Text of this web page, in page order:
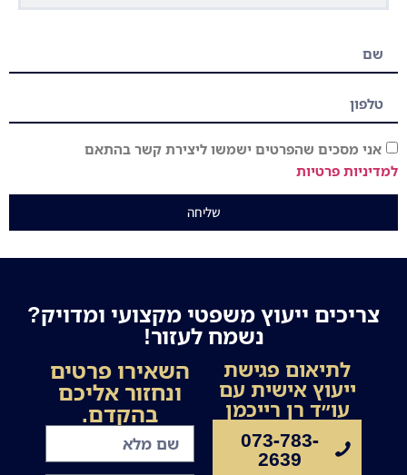
אני מסכים שהפרטים ישמשו ליצירת קשר בהתאם
למדיניות פרטיות
שליחה
צריכים ייעוץ משפטי מקצועי ומדויק?
נשמח לעזור!
לתיאום פגישת
ייעוץ אישית עם
עו״ד רן רייכמן
073-783-
2639
השאירו פרטים
ונחזור אליכם
בהקדם.